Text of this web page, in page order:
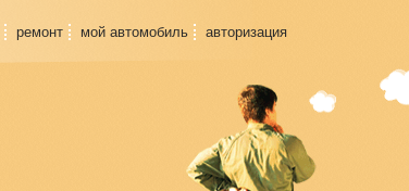
ремонт мой автомобиль авторизация